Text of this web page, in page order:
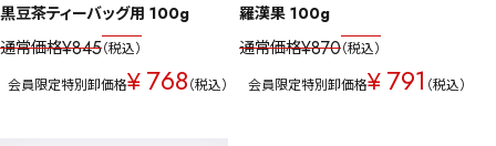
黒豆茶ティーバッグ用 100g
通常価格¥845 税込
会員限定特別卸価格¥ 768 税込
羅漢果 100g
通常価格¥870 税込
会員限定特別卸価格¥791 税込